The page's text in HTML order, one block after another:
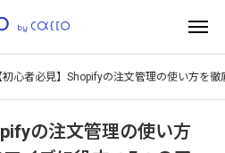
初心者必見】Shopifyの注文管理の使い方を
の注文管理の使い方